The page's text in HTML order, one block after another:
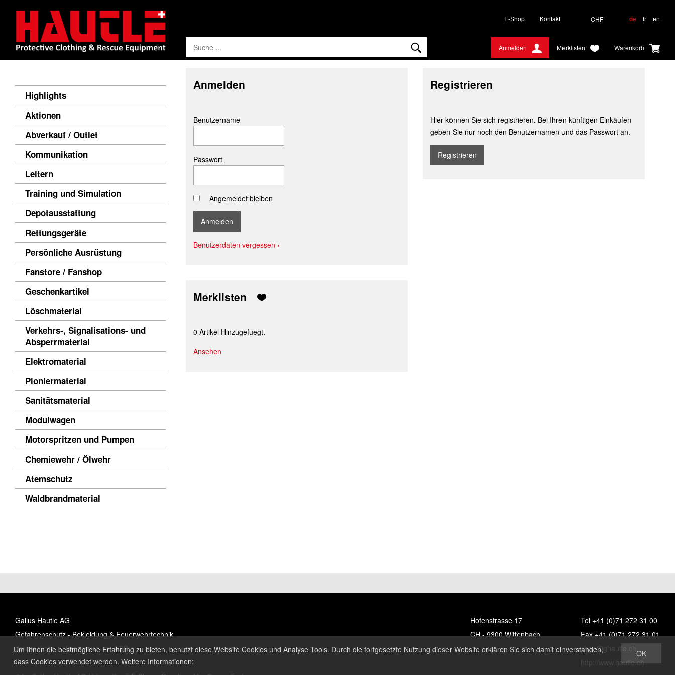
CHF de fr en
E-Shop Kontakt
Warenkorb
Merklisten
Anmelden
Highlights
Aktionen
Abverkauf / Outlet
Kommunikation
Leitern
Training und Simulation
Depotausstattung
Rettungsgeräte
Persönliche Ausrüstung
Fanstore / Fanshop
Geschenkartikel
Löschmaterial
Verkehrs-, Signalisations- und
Absperrmaterial
Elektromaterial
Pioniermaterial
Sanitätsmaterial
Modulwagen
Motorspritzen und Pumpen
Chemiewehr / Ölwehr
Atemschutz
Waldbrandmaterial
Anmelden
Benutzername
Passwort
Angemeldet bleiben
Benutzerdaten vergessen ›
Registrieren
Hier können Sie sich registrieren. Bei Ihren künftigen Einkäufen
geben Sie nur noch den Benutzernamen und das Passwort an.
Registrieren
Merklisten
0 Artikel Hinzugefuegt.
Ansehen
Gallus Hautle AG
Gefahrenschutz - Bekleidung & Feuerwehrtechnik
datenschutz
Impressum AGB
Tel +41 (0)71 272 31 00
Fax +41 (0)71 272 31 01
shop@ghautle.ch
http://www.hautle.ch
Hofenstrasse 17
CH - 9300 Wittenbach
OK
Um Ihnen die bestmögliche Erfahrung zu bieten, benutzt diese Website Cookies und Analyse Tools. Durch die fortgesetzte Nutzung dieser Website erklären Sie sich damit einverstanden,
dass Cookies verwendet werden. Weitere Informationen: